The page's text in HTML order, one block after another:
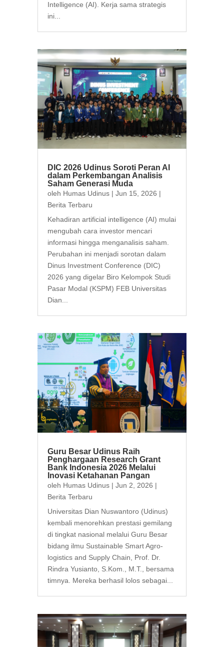
Intelligence (AI). Kerja sama strategis
ini...
DIC 2026 Udinus Soroti Peran AI
dalam Perkembangan Analisis
Saham Generasi Muda
oleh Humas Udinus| Jun 15, 2026 |
Berita Terbaru
Kehadiran artificial intelligence (AI) mulai
mengubah cara investor mencari
informasi hingga menganalisis saham.
Perubahan ini menjadi sorotan dalam
Dinus Investment Conference (DIC)
2026 yang digelar Biro Kelompok Studi
Pasar Modal (KSPM) FEB Universitas
Dian...
Guru Besar Udinus Raih
Penghargaan Research Grant
Bank Indonesia 2026 Melalui
Inovasi Ketahanan Pangan
oleh Humas Udinus| Jun 2, 2026 |
Berita Terbaru
Universitas Dian Nuswantoro (Udinus)
kembali menorehkan prestasi gemilang
di tingkat nasional melalui Guru Besar
bidang ilmu Sustainable Smart Agro-
logistics and Supply Chain, Prof. Dr.
Rindra Yusianto, S.Kom., M.T., bersama
timnya. Mereka berhasil lolos sebagai...